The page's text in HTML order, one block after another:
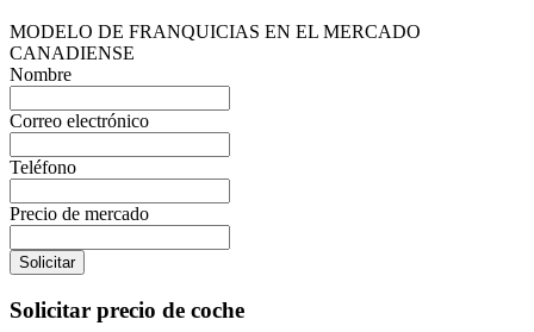
MODELO DE FRANQUICIAS EN EL MERCADO
CANADIENSE
Nombre
Correo electrónico
Teléfono
Precio de mercado
Solicitar
Solicitar precio de coche